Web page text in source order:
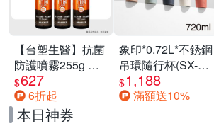
【台塑生醫】抗菌
防護噴霧255g 三
入組
$627
6折起
象印*0.72L*不銹鋼
吊環隨行杯(SX-
LA72H)
$1,188
滿額送10%
本日神券